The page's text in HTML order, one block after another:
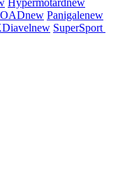
Hypermotardnew
new Panigalenew
new SuperSport